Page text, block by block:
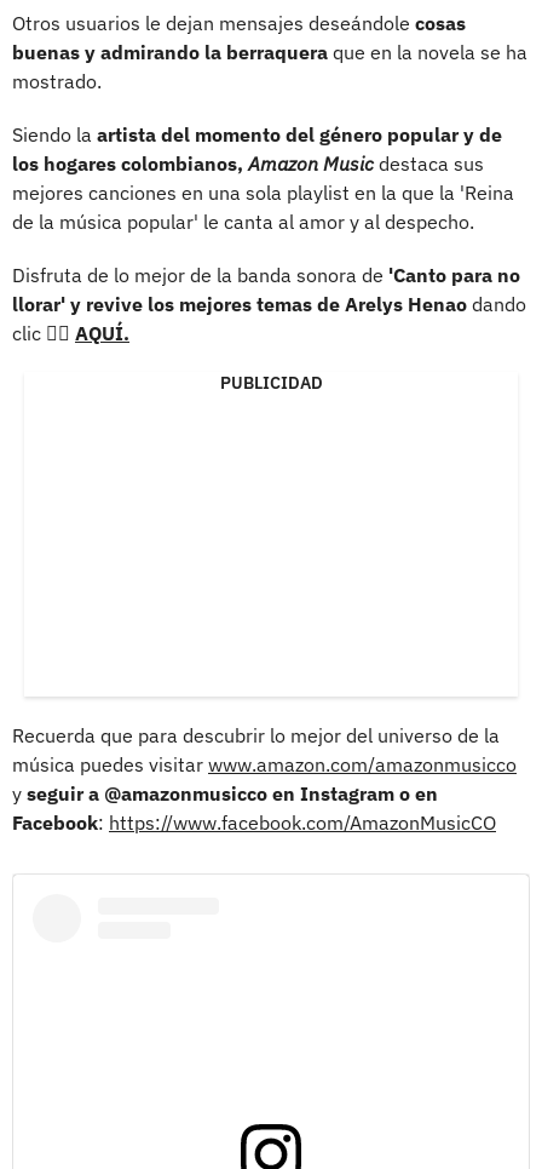
Otros usuarios le dejan mensajes deseándole cosas
buenas y admirando la berraquera que en la novela se ha
mostrado.
Siendo la artista del momento del género popular y de
los hogares colombianos, Amazon Musicdestaca sus
mejores canciones en una sola playlist en la que la 'Reina
de la música popular' le canta al amor y al despecho.
Disfruta de lo mejor de la banda sonora de 'Canto para no
llorar' y revive los mejores temas de Arelys Henao dando
clic 👉🏻 AQUÍ.
PUBLICIDAD
Recuerda que para descubrir lo mejor del universo de la
música puedes visitar www.amazon.com/amazonmusicco
y seguir a @amazonmusicco en Instagram o en
Facebook: https://www.facebook.com/AmazonMusicCO